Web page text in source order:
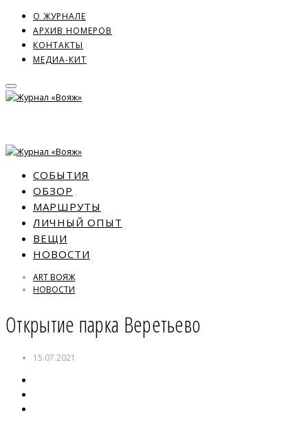
О ЖУРНАЛЕ
АРХИВ НОМЕРОВ
КОНТАКТЫ
МЕДИА-КИТ
СОБЫТИЯ
ОБЗОР
МАРШРУТЫ
ЛИЧНЫЙ ОПЫТ
ВЕЩИ
НОВОСТИ
ART ВОЯЖ
НОВОСТИ
Открытие парка Веретьево
15.07.2021